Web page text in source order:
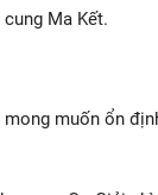
Ma Kết.
muốn ổn